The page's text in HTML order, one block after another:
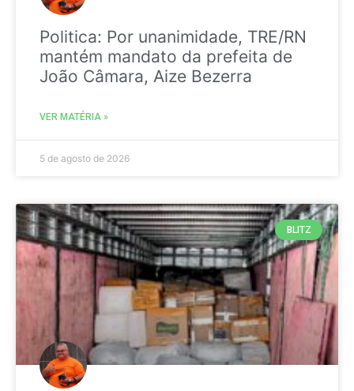
Politica: Por unanimidade, TRE/RN
mantém mandato da prefeita de
João Câmara, Aize Bezerra
VER MATÉRIA »
5 de agosto de 2026
BLITZ